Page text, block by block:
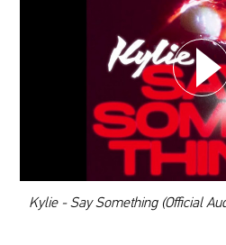
00:00
Kylie - Say Something (Official